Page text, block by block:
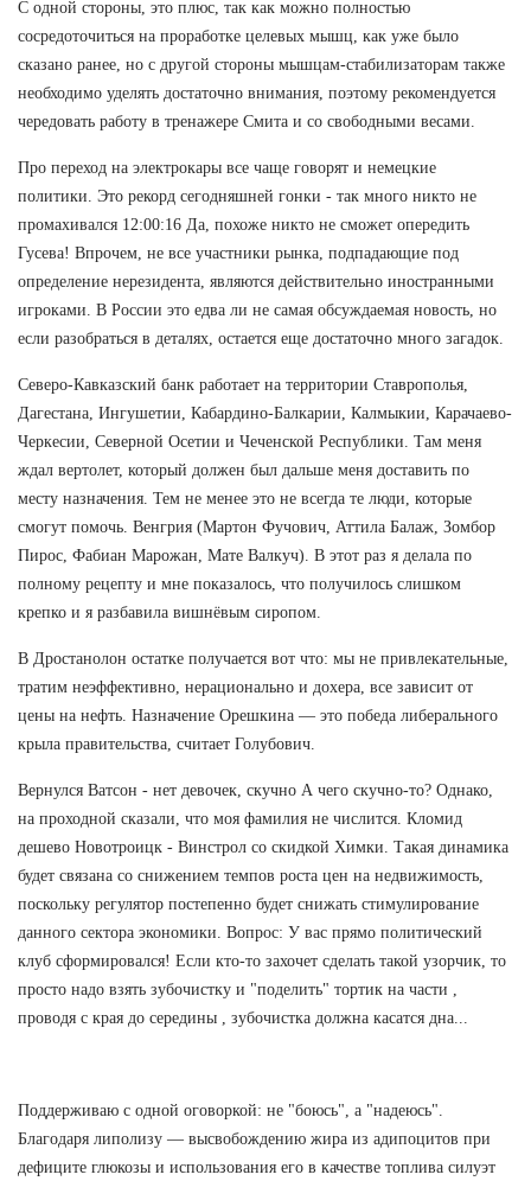
С одной стороны, это плюс, так как можно полностью
сосредоточиться на проработке целевых мышц, как уже было
сказано ранее, но с другой стороны мышцам-стабилизаторам также
необходимо уделять достаточно внимания, поэтому рекомендуется
чередовать работу в тренажере Смита и со свободными весами.
Про переход на электрокары все чаще говорят и немецкие
политики. Это рекорд сегодняшней гонки - так много никто не
промахивался 12:00:16 Да, похоже никто не сможет опередить
Гусева! Впрочем, не все участники рынка, подпадающие под
определение нерезидента, являются действительно иностранными
игроками. В России это едва ли не самая обсуждаемая новость, но
если разобраться в деталях, остается еще достаточно много загадок.
Северо-Кавказский банк работает на территории Ставрополья,
Дагестана, Ингушетии, Кабардино-Балкарии, Калмыкии, Карачаево-
Черкесии, Северной Осетии и Чеченской Республики. Там меня
ждал вертолет, который должен был дальше меня доставить по
месту назначения. Тем не менее это не всегда те люди, которые
смогут помочь. Венгрия (Мартон Фучович, Аттила Балаж, Зомбор
Пирос, Фабиан Марожан, Мате Валкуч). В этот раз я делала по
полному рецепту и мне показалось, что получилось слишком
крепко и я разбавила вишнёвым сиропом.
В Дростанолон остатке получается вот что: мы не привлекательные,
тратим неэффективно, нерационально и дохера, все зависит от
цены на нефть. Назначение Орешкина — это победа либерального
крыла правительства, считает Голубович.
Вернулся Ватсон - нет девочек, скучно А чего скучно-то? Однако,
на проходной сказали, что моя фамилия не числится. Кломид
дешево Новотроицк - Винстрол со скидкой Химки. Такая динамика
будет связана со снижением темпов роста цен на недвижимость,
поскольку регулятор постепенно будет снижать стимулирование
данного сектора экономики. Вопрос: У вас прямо политический
клуб сформировался! Если кто-то захочет сделать такой узорчик, то
просто надо взять зубочистку и "поделить" тортик на части ,
проводя с края до середины , зубочистка должна касатся дна...
Поддерживаю с одной оговоркой: не "боюсь", а "надеюсь".
Благодаря липолизу — высвобождению жира из адипоцитов при
дефиците глюкозы и использования его в качестве топлива силуэт